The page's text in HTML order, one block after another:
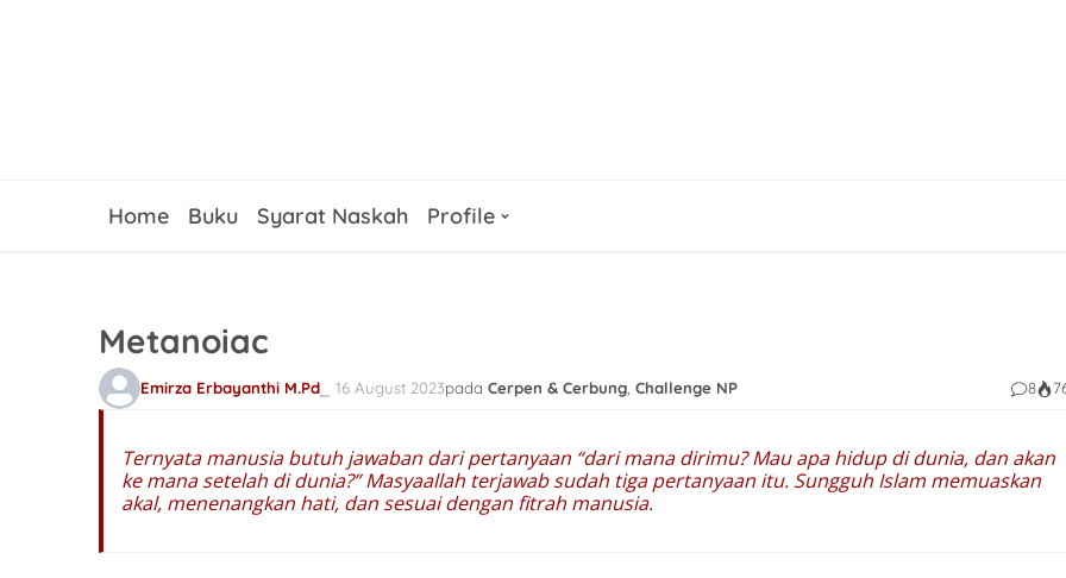
Home Buku Syarat Naskah Profile
Metanoiac
Emirza Erbayanthi M.Pd 16 August 2023pada Cerpen & Cerbung Challenge NP 8
Ternyata manusia butuh jawaban dari pertanyaan “dari mana dirimu? Mau apa hidup di dunia, dan akan
ke mana setelah di dunia?” Masyaallah terjawab sudah tiga pertanyaan itu. Sungguh Islam memuaskan
akal, menenangkan hati, dan sesuai dengan fitrah manusia.